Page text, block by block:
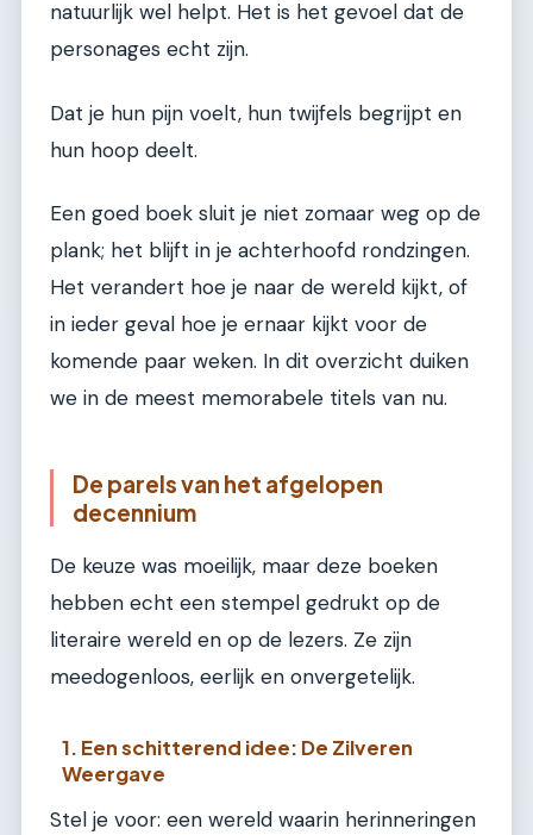
natuurlijk wel helpt. Het is het gevoel dat de
personages echt zijn.
Dat je hun pijn voelt, hun twijfels begrijpt en
hun hoop deelt.
Een goed boek sluit je niet zomaar weg op de
plank; het blijft in je achterhoofd rondzingen.
Het verandert hoe je naar de wereld kijkt, of
in ieder geval hoe je ernaar kijkt voor de
komende paar weken. In dit overzicht duiken
we in de meest memorabele titels van nu.
De parels van het afgelopen
decennium
De keuze was moeilijk, maar deze boeken
hebben echt een stempel gedrukt op de
literaire wereld en op de lezers. Ze zijn
meedogenloos, eerlijk en onvergetelijk.
1. Een schitterend idee: De Zilveren
Weergave
Stel je voor: een wereld waarin herinneringen